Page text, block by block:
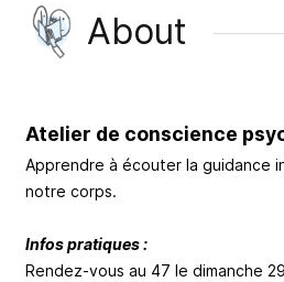
About
Atelier de conscience
Apprendre à écouter la guidance
notre corps.
Infos pratiques :
Rendez-vous au 47 le dimanche